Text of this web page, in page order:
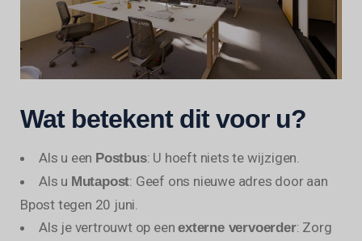
Wat betekent dit voor u?
Als u een Postbus: U hoeft niets te wijzigen.
Als u Mutapost: Geef ons nieuwe adres door aan
Bpost tegen 20 juni.
Als je vertrouwt op eenexterne vervoerder: Zorg